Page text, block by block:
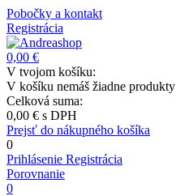
Pobočky a kontakt
Registrácia
0,00 €
V tvojom košíku:
V košíku nemáš žiadne produkty
Celková suma:
0,00 € s DPH
Prejsť do nákupného košíka
0
Prihlásenie Registrácia
Porovnanie
0